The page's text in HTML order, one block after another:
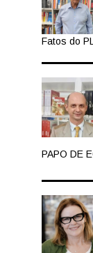
Fatos do
PAPO DE